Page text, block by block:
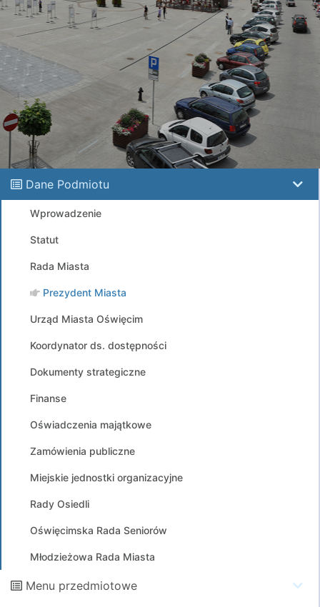
Dane Podmiotu
Wprowadzenie
Statut
Rada Miasta
Prezydent Miasta
Urząd Miasta Oświęcim
Koordynator ds. dostępności
Dokumenty strategiczne
Finanse
Oświadczenia majątkowe
Zamówienia publiczne
Miejskie jednostki organizacyjne
Rady Osiedli
Oświęcimska Rada Seniorów
Młodzieżowa Rada Miasta
Menu przedmiotowe